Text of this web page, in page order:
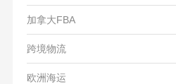
加拿大FBA
跨境物流
欧洲海运